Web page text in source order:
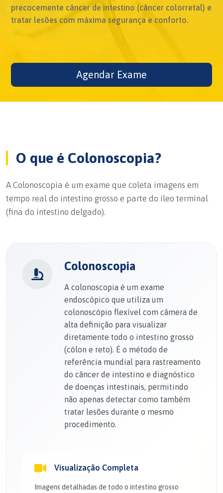
precocemente câncer de intestino (câncer colorretal) e
tratar lesões com máxima segurança e conforto.
Agendar Exame
O que é Colonoscopia?
A Colonoscopia é um exame que coleta imagens em
tempo real do intestino grosso e parte do íleo terminal
(fina do intestino delgado).
Colonoscopia
A colonoscopia é um exame
endoscópico que utiliza um
colonoscópio flexível com câmera de
alta definição para visualizar
diretamente todo o intestino grosso
(cólon e reto). É o método de
referência mundial para rastreamento
do câncer de intestino e diagnóstico
de doenças intestinais, permitindo
não apenas detectar como também
tratar lesões durante o mesmo
procedimento.
Visualização Completa
Imagens detalhadas de todo o intestino grosso